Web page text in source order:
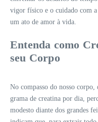
vigor físico e o cuidado com
um ato de amor à vida.
Entenda como
seu Corpo
No compasso do nosso
grama de creatina por dia,
modesto diante dos grandes